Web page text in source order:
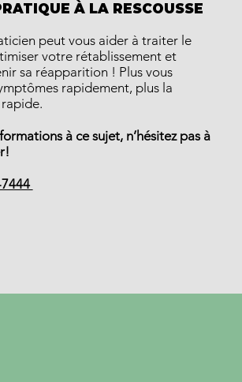
À LA RESCOUSSE
peut vous aider à traiter le
votre rétablissement et
sa réapparition ! Plus vous
rapidement, plus la
à ce sujet, n’hésitez pas à